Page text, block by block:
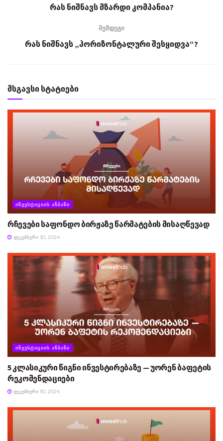
რას ნიშნავს მზარდი კომპანია?
შემდეგი
რას ნიშნავს „ჰორიზონტალური შესყიდვა“?
მსგავსი სტატიები
ᲘᲜᲕᲔᲡᲢᲘᲪᲘᲘᲡ ᲐᲜᲑᲐᲜᲘ
რჩევები საფონდო ბირჟაზე წარმატების მისაღწევად
ᲓᲔᲙᲔᲛᲑᲔᲠᲘ 30, 2024
ᲘᲜᲕᲔᲡᲢᲘᲪᲘᲘᲡ ᲐᲜᲑᲐᲜᲘ
5 კლასიკური წიგნი ინვესტირებაზე — უორენ ბაფეტის
რეკომენდაციები
ᲓᲔᲙᲔᲛᲑᲔᲠᲘ 30, 2024